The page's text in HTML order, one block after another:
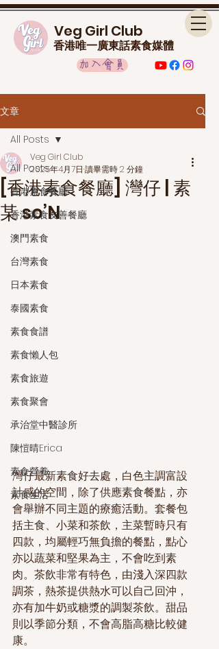
Veg Girl Club
香港唯一廣東話素食媒體
加入會員
文章
All Posts
香港素食餐廳
香港素食友善餐廳
澳門素食
台灣素食
日本素食
泰國素食
素食食譜
素食懶人包
素食旅遊
素食聚會
承治堂中醫診所
陳愷晴Erica
素食營養
素食生活
All Posts
[香港素食餐廳] 灣仔 | 素
某 so’N
Veg Girl Club
2025年4月7日 讀畢需時 2 分鐘
灣仔最新素食好去處，白色主調富設
計感的空間，除了供應素食餐點，亦
會舉辦不同主題的療癒活動。套餐包
括主食、小菜和茶飲，主菜暫時只有
四款，均屬輕巧無負擔的餐點，點心
亦以蔬菜和堅果為主，不會吃到素
肉。茶飲非常有特色，由淺入深四款
調茶，熱茶提供熱水可以自己回沖，
亦有加牛奶或糖漿的調製茶飲。甜品
則以季節分類，不會高脂高糖比較健
康。